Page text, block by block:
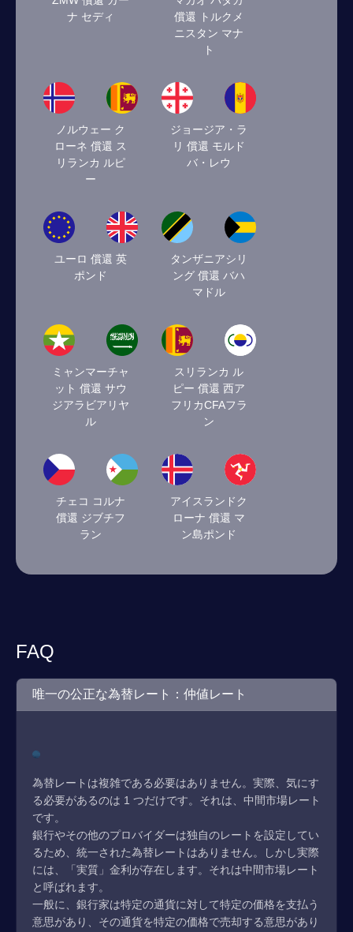
ナ セディ
償還 トルクメ
ニスタン マナ
ト
ノルウェー ク
ローネ 償還 ス
リランカ ルピ
ー
ジョージア・ラ
リ 償還 モルド
バ・レウ
ユーロ 償還 英
ポンド
タンザニアシリ
ング 償還 バハ
マドル
ミャンマーチャ
ット 償還 サウ
ジアラビアリヤ
ル
スリランカ ル
ピー 償還 西ア
フリカCFAフラ
ン
チェコ コルナ
償還 ジブチフ
ラン
アイスランドク
ローナ 償還 マ
ン島ポンド
FAQ
唯一の公正な為替レート：仲値レート
為替レートは複雑である必要はありません。実際、気にす
る必要があるのは 1 つだけです。それは、中間市場レート
です。
銀行やその他のプロバイダーは独自のレートを設定してい
るため、統一された為替レートはありません。しかし実際
には、「実質」金利が存在します。それは中間市場レート
と呼ばれます。
一般に、銀行家は特定の通貨に対して特定の価格を支払う
意思があり、その通貨を特定の価格で売却する意思があり